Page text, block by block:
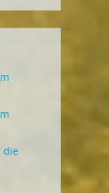
die